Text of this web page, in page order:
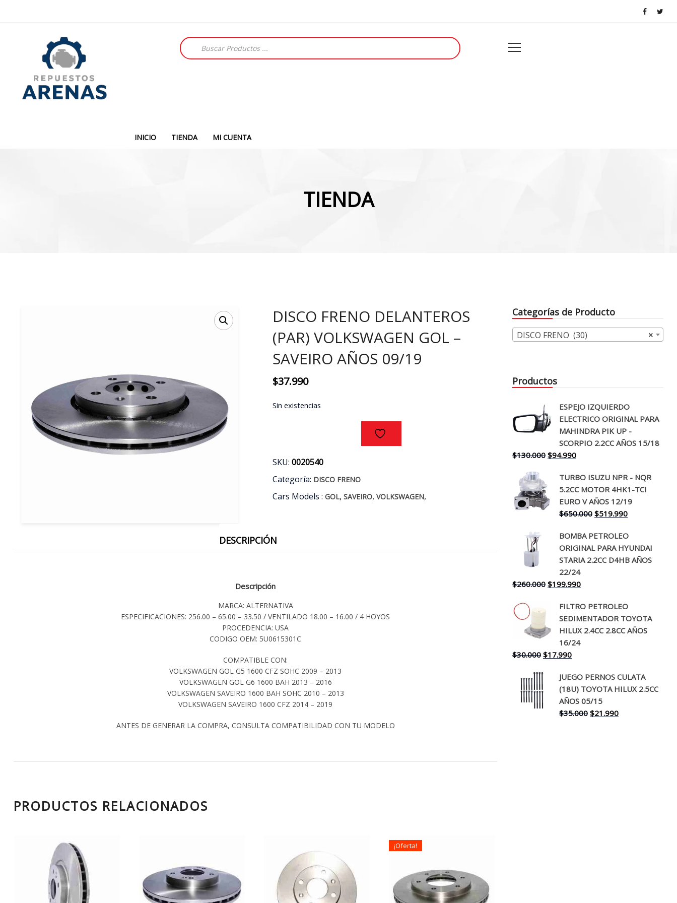
Búsqueda
de
productos
INICIO TIENDA MI CUENTA
TIENDA
DISCO FRENO DELANTEROS
(PAR) VOLKSWAGEN GOL –
SAVEIRO AÑOS 09/19
$37.990
Sin existencias
SKU:0020540
Categoría: DISCO FRENO
Cars Models :GOL,SAVEIRO,VOLKSWAGEN,
DESCRIPCIÓN
Descripción
MARCA: ALTERNATIVA
ESPECIFICACIONES: 256.00 – 65.00 – 33.50 / VENTILADO 18.00 – 16.00 / 4 HOYOS
PROCEDENCIA: USA
CODIGO OEM: 5U0615301C
COMPATIBLE CON:
VOLKSWAGEN GOL G5 1600 CFZ SOHC 2009 – 2013
VOLKSWAGEN GOL G6 1600 BAH 2013 – 2016
VOLKSWAGEN SAVEIRO 1600 BAH SOHC 2010 – 2013
VOLKSWAGEN SAVEIRO 1600 CFZ 2014 – 2019
ANTES DE GENERAR LA COMPRA, CONSULTA COMPATIBILIDAD CON TU MODELO
PRODUCTOS RELACIONADOS
¡Oferta!
Categorías de Producto
×
DISCO FRENO (30)
Productos
ESPEJO IZQUIERDO
ELECTRICO ORIGINAL PARA
MAHINDRA PIK UP -
SCORPIO 2.2CC AÑOS 15/18
$130.000 El
original
era:
$130.000.
$94.990El
actual
es:
$94.990.
TURBO ISUZU NPR - NQR
5.2CC MOTOR 4HK1-TCI
EURO V AÑOS 12/19
$650.000 El
original
era:
$650.000.
$519.990El
actual
es:
$519.990.
BOMBA PETROLEO
ORIGINAL PARA HYUNDAI
STARIA 2.2CC D4HB AÑOS
22/24
$260.000 El
original
era:
$260.000.
$199.990El
actual
es:
$199.990.
FILTRO PETROLEO
SEDIMENTADOR TOYOTA
HILUX 2.4CC 2.8CC AÑOS
16/24
$30.000 El
original
era:
$30.000.
$17.990El
actual
es:
$17.990.
JUEGO PERNOS CULATA
(18U) TOYOTA HILUX 2.5CC
AÑOS 05/15
$35.000 El
$21.990El